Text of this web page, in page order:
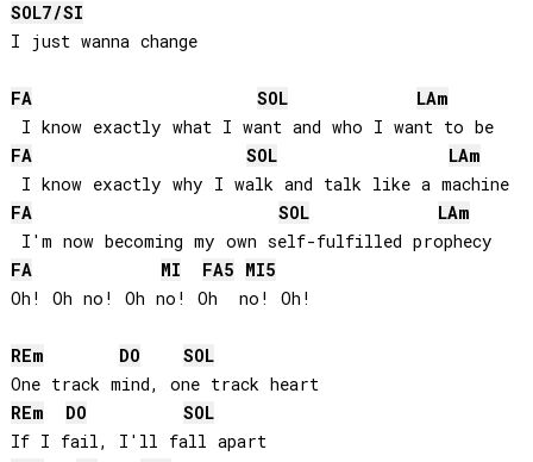
SOL7/SI
I just wanna change
FA SOL LAm
I know exactly what I want and who I want to be
FA
SOL LAm
I know exactly why I walk and talk like a machine
FA
SOL LAm
FA
MI FA5 MI5
Oh! Oh no! Oh no! Oh  no! Oh!
REm DO
SOL
One track mind, one track heart
REm DO
SOL
If I fail, I'll fall apart